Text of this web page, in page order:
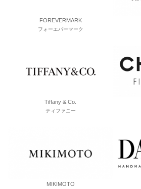
FOREVERMARK
フォーエバーマーク
Tiffany & Co.
ティファニー
MIKIMOTO